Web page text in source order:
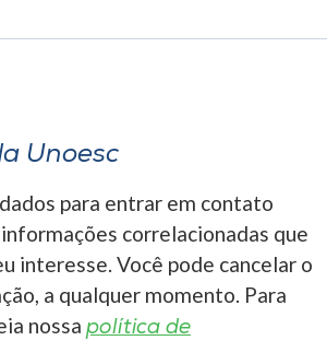
Unoesc
para entrar em contato
correlacionadas que
interesse. Você pode cancelar o
a qualquer momento. Para
nossa política de